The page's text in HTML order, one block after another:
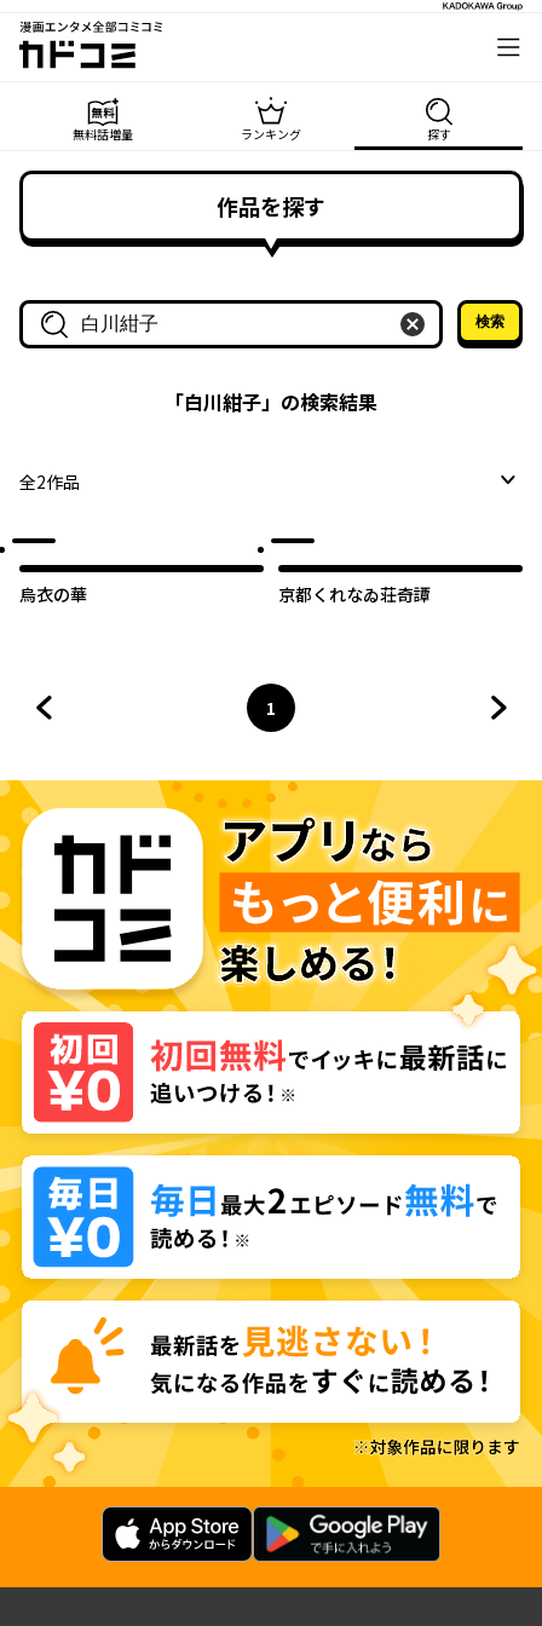
漫画エンタメ全部コミコミ
カドコミ
無料話増量 ランキング 探す
作品を探す
作品名・作家名で探す
検索
「白川紺子」の検索結果
全2作品
烏衣の華 京都くれなゐ荘奇譚
ページ
1
へ